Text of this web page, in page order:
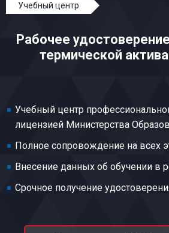
Учебный центр
Гидролизное производство и
сульфитных щелоков
Рабочее
термической
Учебный центр
лицензией Министерства
Полное сопровождение на всех
Внесение данных об обучении
Срочное получение